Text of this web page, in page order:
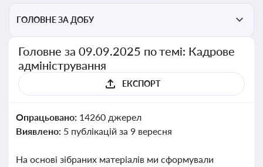
ГОЛОВНЕ ЗА ДОБУ
Головне за 09.09.2025 по темі: Кадрове
адміністрування
ЕКСПОРТ
Опрацьовано: 14260 джерел
Виявлено: 5 публікацій за 9 вересня
На основі зібраних матеріалів ми сформували